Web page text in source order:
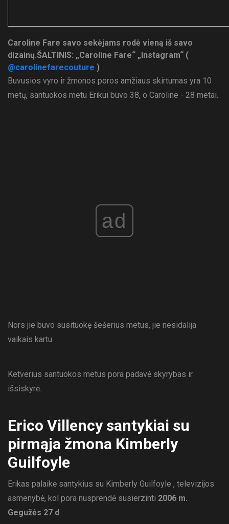
Caroline Fare savo sekėjams rodė vieną iš savo
dizainų.ŠALTINIS: „Caroline Fare“ „Instagram“ (
@carolinefarecouture )
Buvusios vyro ir žmonos poros amžiaus skirtumas yra 10
metų, santuokos metu Erikui buvo 38, o Caroline - 28 metai.
ad
Nors jie buvo susituokę šešerius metus, jie nesidalija
vaikais kartu.
Ketverius santuokos metus pora padavė skyrybas ir
išsiskyrė.
Erico Villency santykiai su
pirmąja žmona Kimberly
Guilfoyle
Erikas palaikė santykius su Kimberly Guilfoyle , televizijos
asmenybė, kol pora nusprendė susierzinti 2006 m.
Gegužės 27 d .